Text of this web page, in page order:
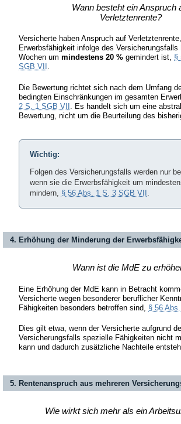
Wann besteht ein Anspruch
Verletztenrente?
Versicherte haben Anspruch auf
Erwerbsfähigkeit infolge des Versicherungsfalls
Wochen um mindestens 20 % gemindert ist, §
SGB VII .
Die Bewertung richtet sich nach dem Umfang
bedingten Einschränkungen im gesamten
2 S. 1 SGB VII . Es handelt sich um eine
Bewertung, nicht um die Beurteilung des
Wichtig:
Folgen des Versicherungsfalls werden nur
wenn sie die Erwerbsfähigkeit um
mindern, § 56 Abs. 1 S. 3 SGB VII .
4. Erhöhung der Minderung der
Wann ist die MdE zu
Eine Erhöhung der MdE kann in Betracht
Versicherte wegen besonderer beruflicher
Fähigkeiten besonders betroffen sind, § 56
Dies gilt etwa, wenn der Versicherte aufgrund
Versicherungsfalls spezielle Fähigkeiten nicht
kann und dadurch zusätzliche Nachteile
5. Rentenanspruch aus mehreren
Wie wirkt sich mehr als ein